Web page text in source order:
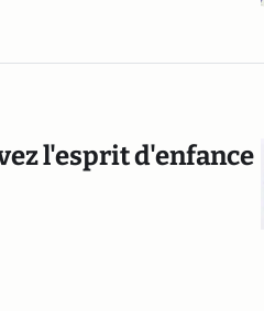
l'esprit d'enfance